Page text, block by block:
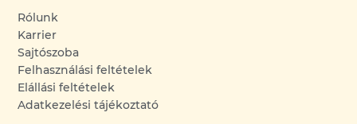
Rólunk
Karrier
Sajtószoba
Felhasználási feltételek
Elállási feltételek
Adatkezelési tájékoztató